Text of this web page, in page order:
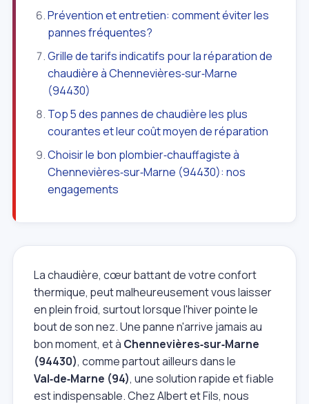
Prévention et entretien: comment éviter les
pannes fréquentes?
Grille de tarifs indicatifs pour la réparation de
chaudière à Chennevières‑sur‑Marne
(94430)
Top 5 des pannes de chaudière les plus
courantes et leur coût moyen de réparation
Choisir le bon plombier‑chauffagiste à
Chennevières‑sur‑Marne (94430): nos
engagements
La chaudière, cœur battant de votre confort
thermique, peut malheureusement vous laisser
en plein froid, surtout lorsque l'hiver pointe le
bout de son nez. Une panne n'arrive jamais au
bon moment, et à Chennevières‑sur‑Marne
(94430), comme partout ailleurs dans le
Val‑de‑Marne (94), une solution rapide et fiable
est indispensable. Chez Albert et Fils, nous